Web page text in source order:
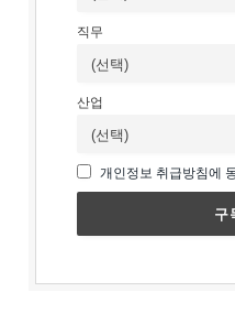
직무
산업
개인정보 취급방침에